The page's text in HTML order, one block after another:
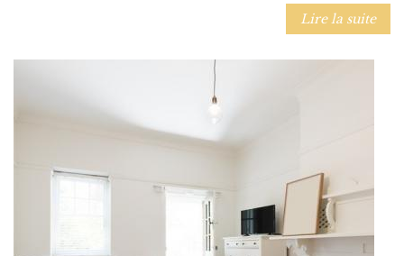
Lire la suite